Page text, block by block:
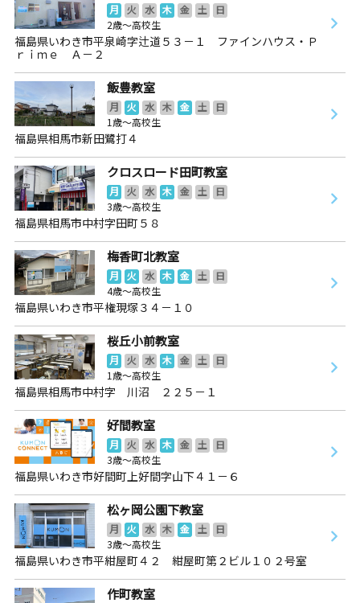
月 火 水 木 金 土
日
2歳～高校生
福島県いわき市平泉崎字辻道５３－１ ファインハウス・Ｐ
ｒｉｍｅ Ａ－２
飯豊教室
月 火 水 木 金 土
日
1歳～高校生
福島県相馬市新田鷺打４
クロスロード田町教室
月 火 水 木 金 土
日
3歳～高校生
福島県相馬市中村字田町５８
梅香町北教室
月 火 水 木 金 土
日
4歳～高校生
福島県いわき市平権現塚３４－１０
桜丘小前教室
月 火 水 木 金 土
日
1歳～高校生
福島県相馬市中村字 川沼 ２２５－１
好間教室
月 火 水 木 金 土
日
3歳～高校生
福島県いわき市好間町上好間字山下４１－６
松ヶ岡公園下教室
月 火 水 木 金 土
日
3歳～高校生
福島県いわき市平紺屋町４２ 紺屋町第２ビル１０２号室
作町教室